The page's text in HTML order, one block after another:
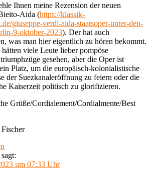
Ihnen meine Rezension der neuen
Aida (https://klassik-
giuseppe-verdi-aida-staatsoper-unter-den-
9-oktober-2023). Der hat auch
was man hier eigentlich zu hören bekommt.
viele Leute lieber pompöse
gesehen, aber die Oper ist
Platz, um die europäisch-kolonialistische
der Suezkanaleröffnung zu feiern oder die
Kaiserzeit politisch zu glorifizieren.
Grüße/Cordialement/Cordialmente/Best
Fischer
sagt:
um 07:33 Uhr